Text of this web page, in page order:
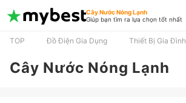
Cây Nước Nóng Lạnh
Giúp bạn tìm ra lựa chọn tốt nhất
TOP Đồ Điện Gia Dụng Thiết Bị Gia Đình
Cây Nước Nóng Lạnh